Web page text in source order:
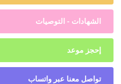
الشهادات - التوصيات
إحجز موعد
تواصل معنا عبر واتساب